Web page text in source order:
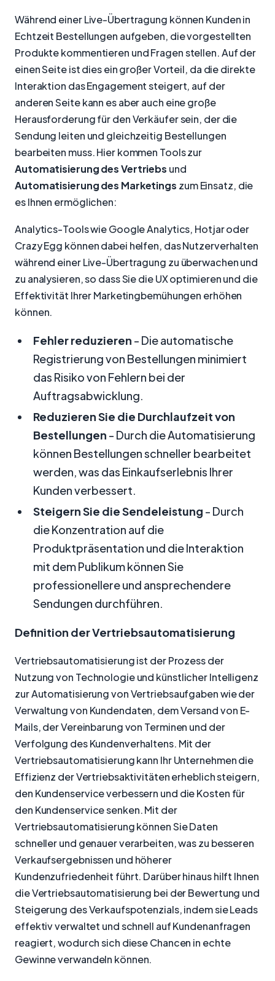
Während einer Live-Übertragung können Kunden in
Echtzeit Bestellungen aufgeben, die vorgestellten
Produkte kommentieren und Fragen stellen. Auf der
einen Seite ist dies ein großer Vorteil, da die direkte
Interaktion das Engagement steigert, auf der
anderen Seite kann es aber auch eine große
Herausforderung für den Verkäufer sein, der die
Sendung leiten und gleichzeitig Bestellungen
bearbeiten muss. Hier kommen Tools zur
Automatisierung des Vertriebs und
Automatisierung des Marketings zum Einsatz, die
es Ihnen ermöglichen:
Analytics-Tools wie Google Analytics, Hotjar oder
Crazy Egg können dabei helfen, das Nutzerverhalten
während einer Live-Übertragung zu überwachen und
zu analysieren, so dass Sie die UX optimieren und die
Effektivität Ihrer Marketingbemühungen erhöhen
können.
Fehler reduzieren - Die automatische
Registrierung von Bestellungen minimiert
das Risiko von Fehlern bei der
Auftragsabwicklung.
Reduzieren Sie die Durchlaufzeit von
Bestellungen - Durch die Automatisierung
können Bestellungen schneller bearbeitet
werden, was das Einkaufserlebnis Ihrer
Kunden verbessert.
Steigern Sie die Sendeleistung - Durch
die Konzentration auf die
Produktpräsentation und die Interaktion
mit dem Publikum können Sie
professionellere und ansprechendere
Sendungen durchführen.
Definition der Vertriebsautomatisierung
Vertriebsautomatisierung ist der Prozess der
Nutzung von Technologie und künstlicher Intelligenz
zur Automatisierung von Vertriebsaufgaben wie der
Verwaltung von Kundendaten, dem Versand von E-
Mails, der Vereinbarung von Terminen und der
Verfolgung des Kundenverhaltens. Mit der
Vertriebsautomatisierung kann Ihr Unternehmen die
Effizienz der Vertriebsaktivitäten erheblich steigern,
den Kundenservice verbessern und die Kosten für
den Kundenservice senken. Mit der
Vertriebsautomatisierung können Sie Daten
schneller und genauer verarbeiten, was zu besseren
Verkaufsergebnissen und höherer
Kundenzufriedenheit führt. Darüber hinaus hilft Ihnen
die Vertriebsautomatisierung bei der Bewertung und
Steigerung des Verkaufspotenzials, indem sie Leads
effektiv verwaltet und schnell auf Kundenanfragen
reagiert, wodurch sich diese Chancen in echte
Gewinne verwandeln können.